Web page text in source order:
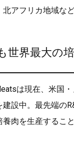
アフリカ地域な
世界最大の
は現在、米国
建設中。最先端の
養肉を生産するこ